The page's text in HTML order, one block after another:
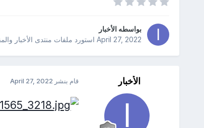
بواسطه الأخبار
April 27, 2022استورد ملفات منتدى الأخبار
الأخبار قام بنشر April 27, 2022